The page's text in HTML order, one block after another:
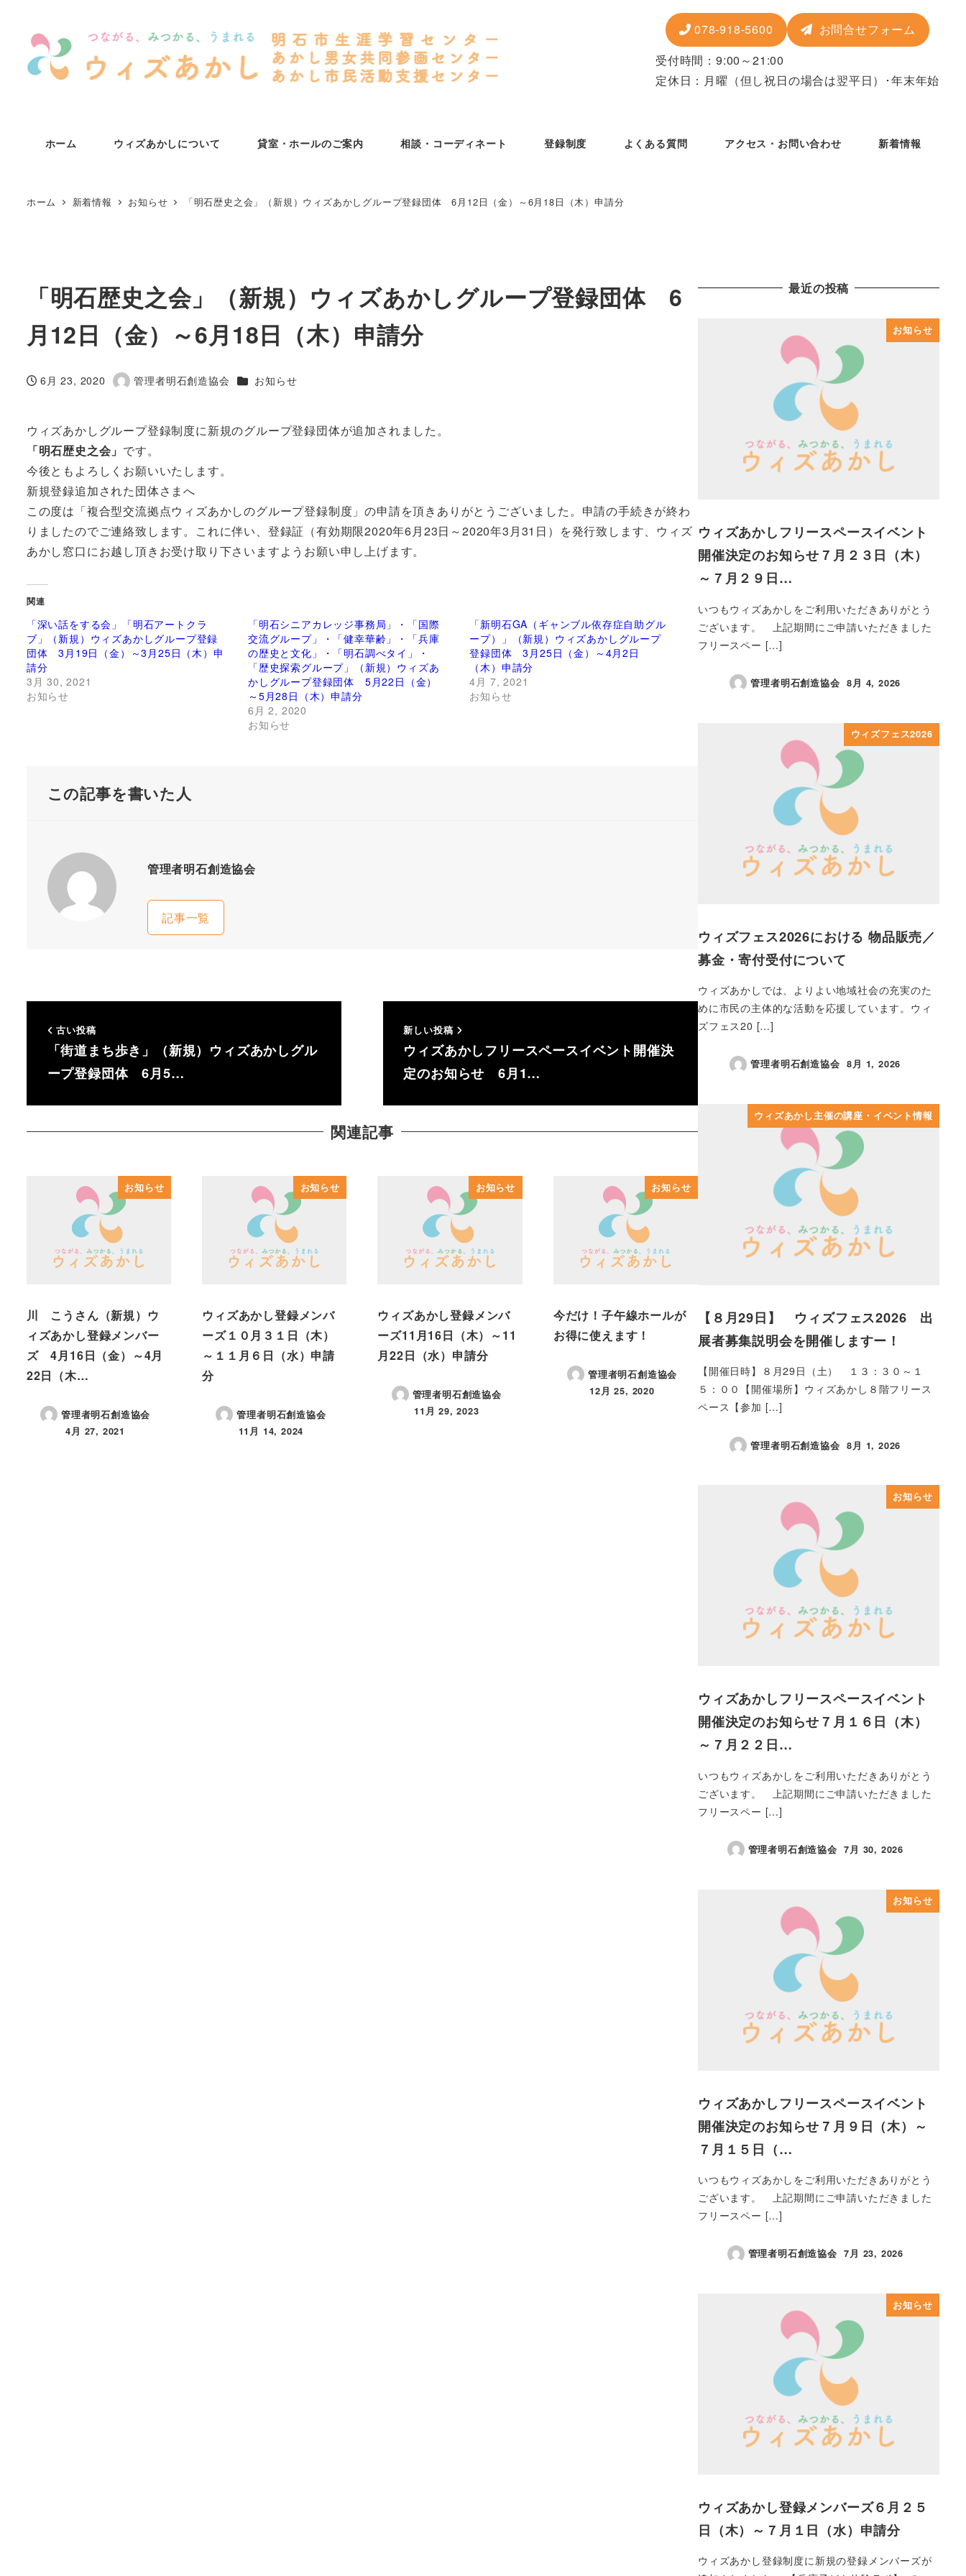
078-918-5600
お問合せフォーム
受付時間：9:00～21:00
定休日：月曜 （但し祝日の場合は翌平日） ･年末年始
ホーム ウィズあかしについて 貸室・ホールのご案内 相談・コーディネート 登録制度 よくある質問 アクセス・お問い合わせ 新着情報
ホーム 新着情報 お知らせ 「明石歴史之会」（新規）ウィズあかしグループ登録団体 6月12日（金）～6月18日（木）申請分
「明石歴史之会」（新規）ウィズあかしグループ登録団体 6
月12日（金）～6月18日（木）申請分
投稿日
6月 23, 2020
著
管理者明石創造協会 カテゴリー
お知らせ
ウィズあかしグループ登録制度に新規のグループ登録団体が追加されました。
「明石歴史之会」 です。
今後ともよろしくお願いいたします。
新規登録追加された団体さまへ
この度は「複合型交流拠点ウィズあかしのグループ登録制度」の申請を頂きありがとうございました。申請の手続きが終わ
りましたのでご連絡致します。これに伴い、登録証（有効期限2020年6月23日～2020年3月31日）を発行致します、ウィズ
あかし窓口にお越し頂きお受け取り下さいますようお願い申し上げます。
関連
「深い話をする会」「明石アートクラ
ブ」（新規）ウィズあかしグループ登録
団体 3月19日（金）～3月25日（木）申
請分
3月 30, 2021
お知らせ
「明石シニアカレッジ事務局」・「国際
交流グループ」・「健幸華齢」・「兵庫
の歴史と文化」・「明石調べタイ」・
「歴史探索グループ」（新規）ウィズあ
かしグループ登録団体 5月22日（金）
～5月28日（木）申請分
6月 2, 2020
お知らせ
「新明石GA（ギャンブル依存症自助グル
ープ）」（新規）ウィズあかしグループ
登録団体 3月25日（金）～4月2日
（木）申請分
4月 7, 2021
お知らせ
この記事を書いた人
管理者明石創造協会
記事一覧
古い投稿
「街道まち歩き」（新規）ウィズあかしグル
ープ登録団体 6月5…
新しい投稿
ウィズあかしフリースペースイベント開催決
定のお知らせ 6月1…
関連記事
お知らせ
川 こうさん（新規）ウ
ィズあかし登録メンバー
ズ 4月16日（金）～4月
22日（木…
管理者明石創造協会
投稿日
4月 27, 2021
お知らせ
ウィズあかし登録メンバ
ーズ１０月３１日（木）
～１１月６日（水）申請
分
管理者明石創造協会
投稿日
11月 14, 2024
お知らせ
ウィズあかし登録メンバ
ーズ11月16日（木）～11
月22日（水）申請分
管理者明石創造協会
投稿日
11月 29, 2023
お知らせ
今だけ！子午線ホールが
お得に使えます！
管理者明石創造協会
投稿日
12月 25, 2020
最近の投稿
お知らせ
ウィズあかしフリースペースイベント
開催決定のお知らせ７月２３日（木）
～７月２９日…
いつもウィズあかしをご利用いただきありがとう
ございます。 上記期間にご申請いただきました
フリースペー […]
管理者明石創造協会
投稿日
8月 4, 2026
ウィズフェス2026
ウィズフェス2026における 物品販売／
募金・寄付受付について
ウィズあかしでは、よりよい地域社会の充実のた
めに市民の主体的な活動を応援しています。ウィ
ズフェス20 […]
管理者明石創造協会
投稿日
8月 1, 2026
ウィズあかし主催の講座・イベント情報
【８月29日】 ウィズフェス2026 出
展者募集説明会を開催しますー！
【開催日時】８月29日（土） １３：３０～１
５：００【開催場所】ウィズあかし８階フリース
ペース【参加 […]
管理者明石創造協会
投稿日
8月 1, 2026
お知らせ
ウィズあかしフリースペースイベント
開催決定のお知らせ７月１６日（木）
～７月２２日…
いつもウィズあかしをご利用いただきありがとう
ございます。 上記期間にご申請いただきました
フリースペー […]
管理者明石創造協会
投稿日
7月 30, 2026
お知らせ
ウィズあかしフリースペースイベント
開催決定のお知らせ７月９日（木）～
７月１５日（…
いつもウィズあかしをご利用いただきありがとう
ございます。 上記期間にご申請いただきました
フリースペー […]
管理者明石創造協会
投稿日
7月 23, 2026
お知らせ
ウィズあかし登録メンバーズ６月２５
日（木）～７月１日（水）申請分
ウィズあかし登録制度に新規の登録メンバーズが